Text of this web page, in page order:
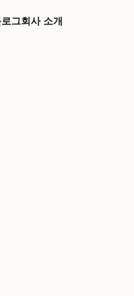
그회사 소개